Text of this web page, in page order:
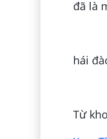
đã là
hái
Từ